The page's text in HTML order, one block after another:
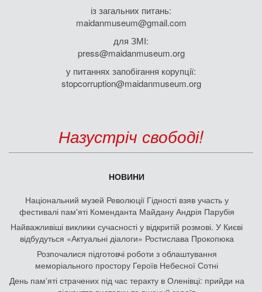
із загальних питань:
maidanmuseum@gmail.com
для ЗМІ:
press@maidanmuseum.org
у питаннях запобігання корупції:
stopcorruption@maidanmuseum.org
Назустріч свободі!
НОВИНИ
Національний музей Революції Гідності взяв участь у
фестивалі пам'яті Коменданта Майдану Андрія Парубія
Найважливіші виклики сучасності у відкритій розмові. У Києві
відбудуться «Актуальні діалоги» Ростислава Прокопюка
Розпочалися підготовчі роботи з облаштування
меморіального простору Героїв Небесної Сотні
День памʼяті страчених під час теракту в Оленівці: прийди на